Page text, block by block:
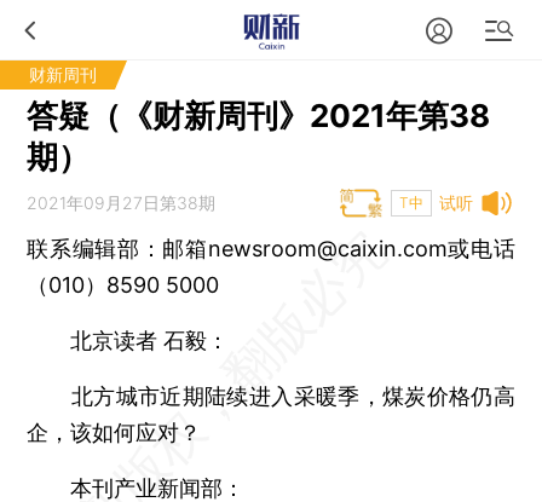
财新周刊
答疑（《财新周刊》2021年第38
期）
试听
2021年09月27日第38期 T中
联系编辑部：邮箱newsroom@caixin.com或电话
（010）8590 5000
北京读者 石毅：
北方城市近期陆续进入采暖季，煤炭价格仍高
企，该如何应对？
本刊产业新闻部：